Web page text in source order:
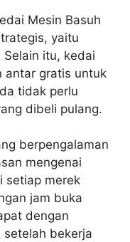
Mesin Basuh
yaitu
itu, kedai
antar gratis untuk
tidak perlu
dibeli pulang.
berpengalaman
mengenai
setiap merek
jam buka
dengan
setelah bekerja